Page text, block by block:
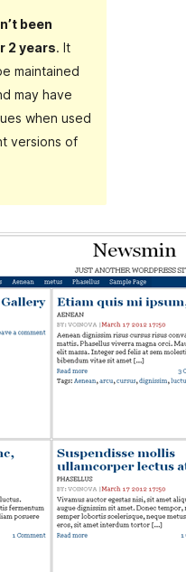
been
2 years. It
maintained
may have
when used
versions of